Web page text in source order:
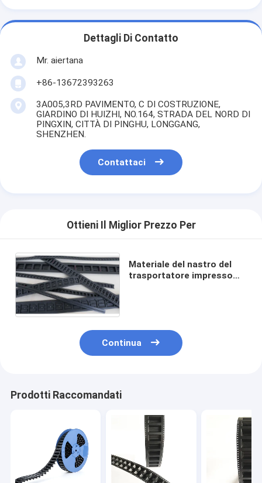
Dettagli Di Contatto
Mr. aiertana
+86-13672393263
3A005,3RD PAVIMENTO, C DI COSTRUZIONE,
GIARDINO DI HUIZHI, NO.164, STRADA DEL NORD DI
PINGXIN, CITTÀ DI PINGHU, LONGGANG,
SHENZHEN.
Contattaci
Ottieni Il Miglior Prezzo Per
Materiale del nastro del
trasportatore impresso
Continua
Prodotti Raccomandati